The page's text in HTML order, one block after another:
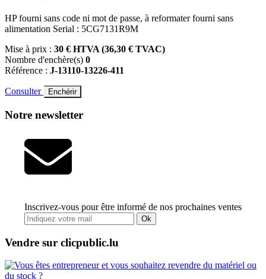
HP fourni sans code ni mot de passe, à reformater fourni sans
alimentation Serial : 5CG7131R9M
Mise à prix : 30 € HTVA (36,30 € TVAC)
Nombre d'enchère(s) 0
Référence : J-13110-13226-411
Consulter Enchérir
Notre newsletter
Inscrivez-vous pour être informé de nos prochaines ventes
Ok
Vendre sur clicpublic.lu